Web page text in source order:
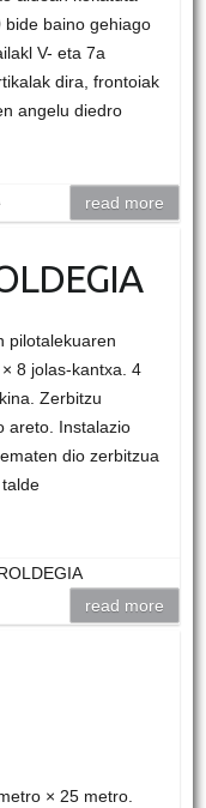
baino gehiago
V- eta 7a
dira, frontoiak
angelu diedro
read more
pilotalekuaren
8 jolas-kantxa. 4
Zerbitzu
areto. Instalazio
dio zerbitzua
read more
× 25 metro.